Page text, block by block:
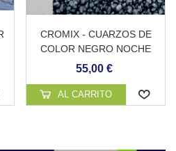
CROMIX - CUARZOS DE
COLOR NEGRO NOCHE
55,00 €
AL CARRITO